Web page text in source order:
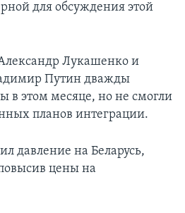
для обсуждения этой
Лукашенко и
Путин дважды
в этом месяце, но не смогли
планов интеграции.
давление на Беларусь,
цены на